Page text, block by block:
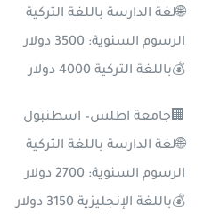
🌐لغة الدارسة باللغة التركية
الرسوم السنوية: 3500 دولار
💰باللغة التركية 4000 دولار
🏢جامعة اطلس– اسطنبول
🌐لغة الدارسة باللغة التركية
الرسوم السنوية: 2700 دولار
💰باللغة الإنجليزية 3150 دولار